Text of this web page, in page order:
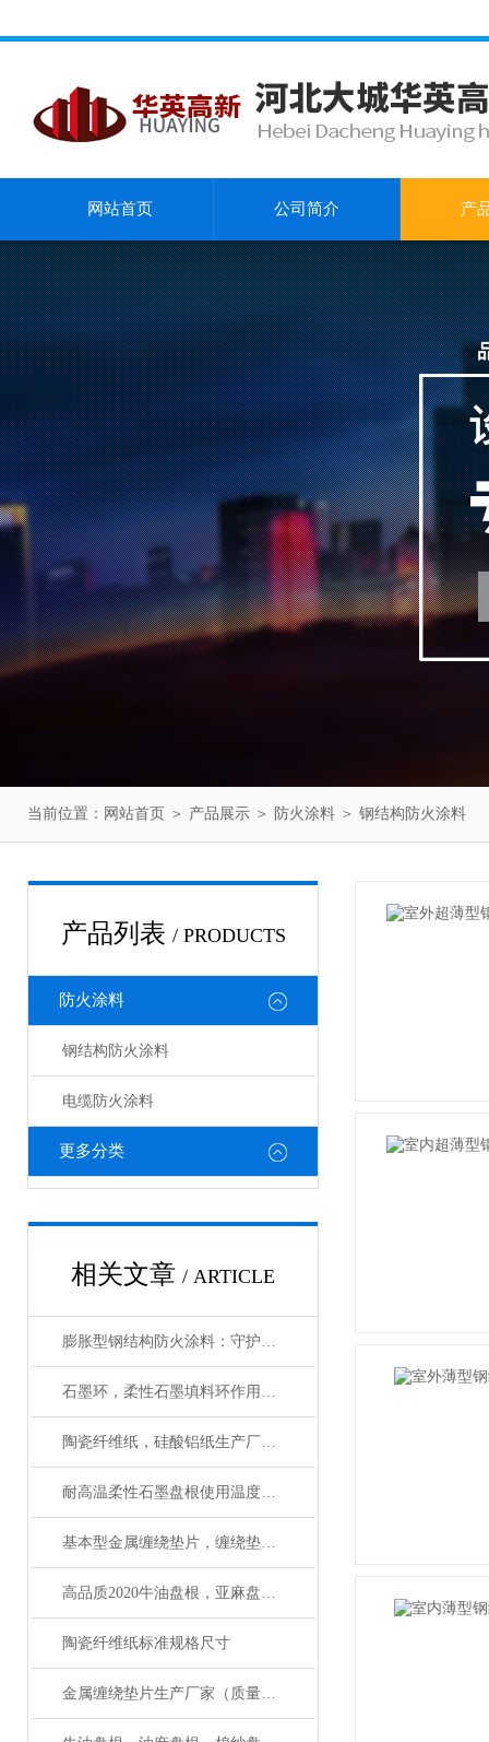
网站首页 公司简介 产
当前位置： 网站首页 ＞ 产品展示 ＞ 防火涂料 ＞ 钢结构防火涂料
产品列表 / PRODUCTS
防火涂料
钢结构防火涂料
电缆防火涂料
更多分类
相关文章 / ARTICLE
膨胀型钢结构防火涂料：守护建筑安全的 “隐形卫士”
石墨环，柔性石墨填料环作用与用途
陶瓷纤维纸，硅酸铝纸生产厂家在哪里
耐高温柔性石墨盘根使用温度多少
基本型金属缠绕垫片，缠绕垫圈生产工艺
高品质2020牛油盘根，亚麻盘根*
陶瓷纤维纸标准规格尺寸
金属缠绕垫片生产厂家（质量可靠）